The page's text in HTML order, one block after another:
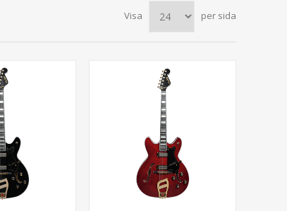
Visa per sida